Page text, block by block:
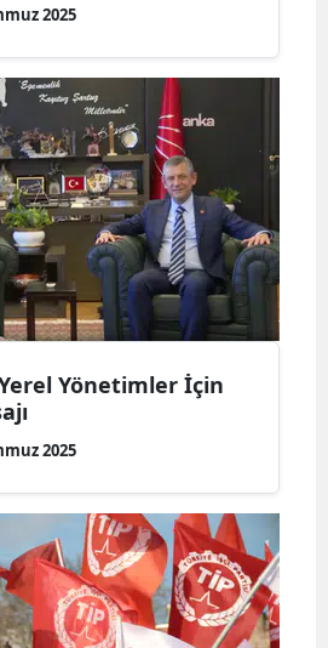
2025
Yönetimler İçin
2025